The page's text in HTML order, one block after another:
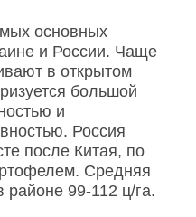
основных
и России. Чаще
в открытом
большой
и
Россия
после Китая, по
Средняя
районе 99-112 ц/га.